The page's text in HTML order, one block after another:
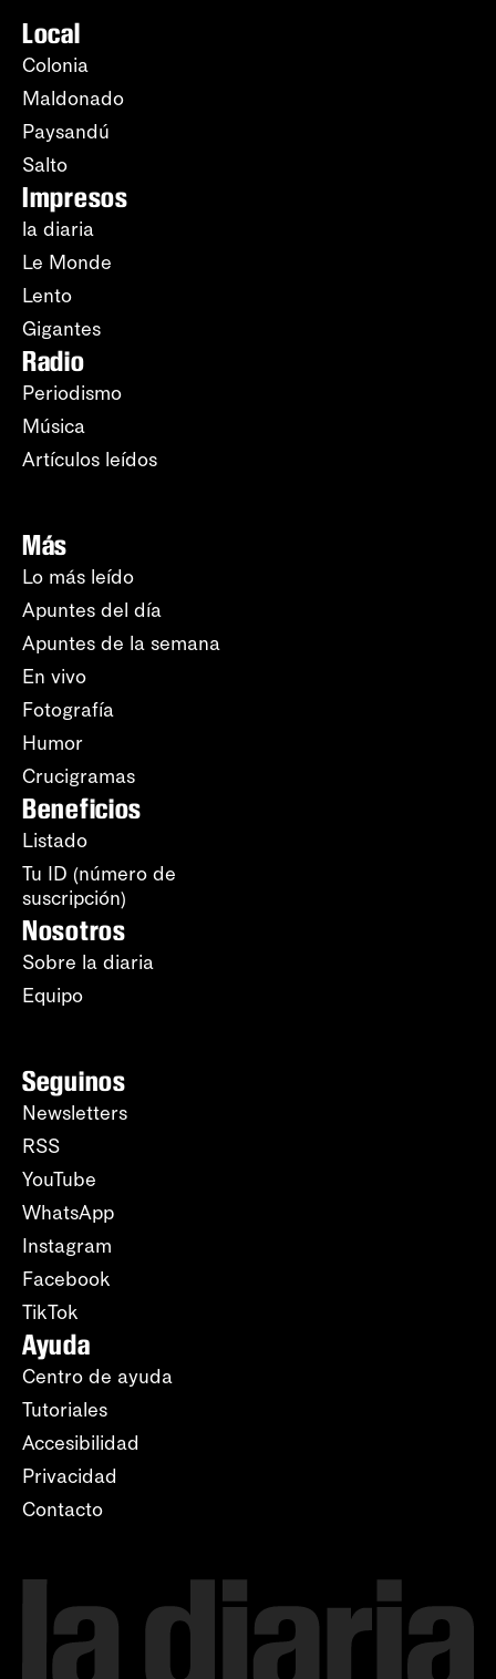
Local
Colonia
Maldonado
Paysandú
Salto
Impresos
la diaria
Le Monde
Lento
Gigantes
Radio
Periodismo
Música
Artículos leídos
Más
Lo más leído
Apuntes del día
Apuntes de la semana
En vivo
Fotografía
Humor
Crucigramas
Beneficios
Listado
Tu ID (número de
suscripción)
Nosotros
Sobre la diaria
Equipo
Seguinos
Newsletters
RSS
YouTube
WhatsApp
Instagram
Facebook
TikTok
Ayuda
Centro de ayuda
Tutoriales
Accesibilidad
Privacidad
Contacto